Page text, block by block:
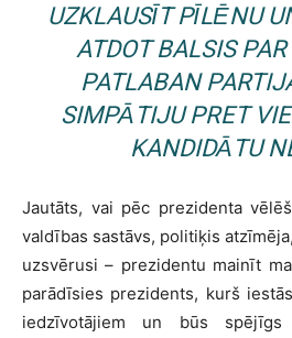
UZKLAUSĪT PĪLĒNU
ATDOT BALSIS
PATLABAN
SIMPĀTIJU PRET
KANDIDĀTU
Jautāts, vai pēc prezidenta
valdības sastāvs, politiķis
uzsvērusi – prezidentu mainīt
parādīsies prezidents, kurš
iedzīvotājiem un būs